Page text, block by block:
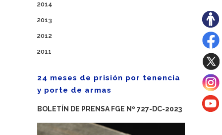
2014
2013
2012
2011
24 meses de prisión por tenencia
y porte de armas
BOLETÍN DE PRENSA FGE Nº 727-DC-2023